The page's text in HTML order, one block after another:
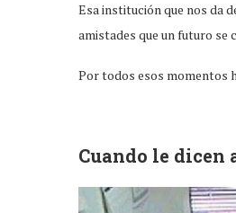
Esa institución que nos da
amistades que un futuro se
Por todos esos momentos
Cuando le dicen